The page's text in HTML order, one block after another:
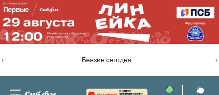
Бензин сегодня
‹ ›